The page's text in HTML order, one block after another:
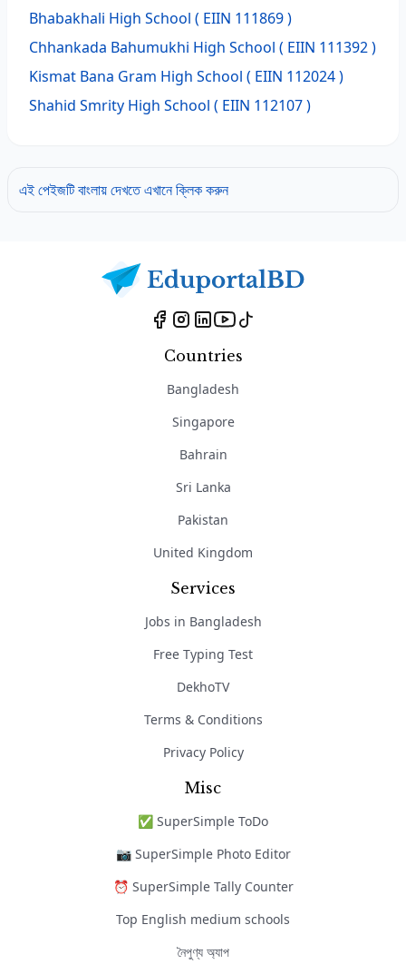
Bhabakhali High School ( EIIN 111869 )
Chhankada Bahumukhi High School ( EIIN 111392 )
Kismat Bana Gram High School ( EIIN 112024 )
Shahid Smrity High School ( EIIN 112107 )
এই পেইজটি বাংলায় দেখতে এখানে ক্লিক করুন
Countries
Bangladesh
Singapore
Bahrain
Sri Lanka
Pakistan
United Kingdom
Services
Jobs in Bangladesh
Free Typing Test
DekhoTV
Terms & Conditions
Privacy Policy
Misc
✅ SuperSimple ToDo
📷 SuperSimple Photo Editor
⏰ SuperSimple Tally Counter
Top English medium schools
নৈপুণ্য অ্যাপ